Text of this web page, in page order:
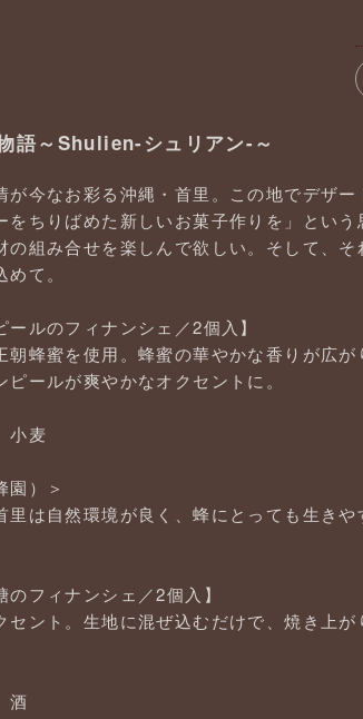
語～Shulien-シュリアン-～
が今なお彩る沖縄・首里。この地でデザ
ちりばめた新しいお菓子作りを」とい
組み合せを楽しんで欲しい。そして、
て。
ールのフィナンシェ／2個入】
蜂蜜を使用。蜂蜜の華やかな香りが広が
ールが爽やかなオクセントに。
小麦
園）＞
は自然環境が良く、蜂にとっても生き
のフィナンシェ／2個入】
ント。生地に混ぜ込むだけで、焼き上
酒